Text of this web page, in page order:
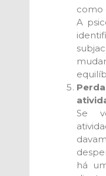
como
A
Se
há